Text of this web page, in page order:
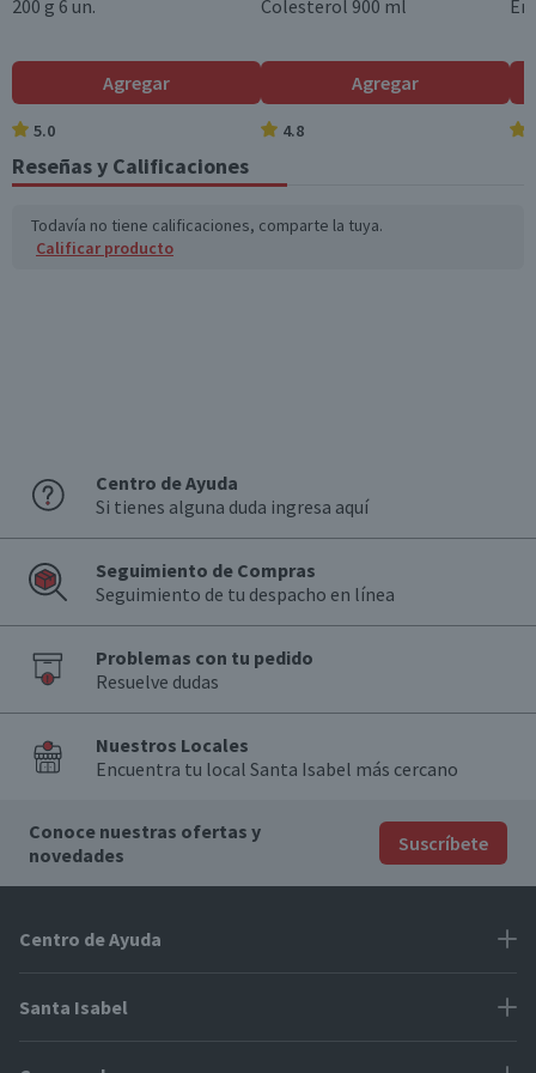
200 g 6 un.
Agregar
5.0
Colesterol 900 ml
Agregar
4.8
Reseñas y Calificaciones
Todavía no tiene calificaciones, comparte la tuya.
Calificar producto
Centro de Ayuda
Si tienes alguna duda ingresa aquí
Seguimiento de Compras
Seguimiento de tu despacho en línea
Problemas con tu pedido
Resuelve dudas
Nuestros Locales
Encuentra tu local Santa Isabel más cercano
Conoce nuestras ofertas y
novedades
Suscríbete
Centro de Ayuda
Problemas con tu pedido
Santa Isabel